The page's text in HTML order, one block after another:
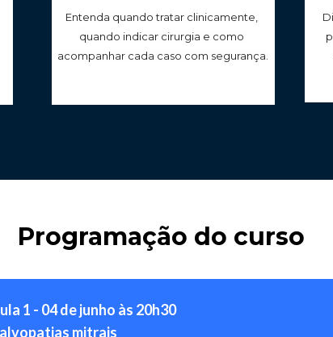
Entenda quando tratar clinicamente,
quando indicar cirurgia e como
acompanhar cada caso com segurança.
Programação do curso
1 - 04 de junho às 20h30
mitrais